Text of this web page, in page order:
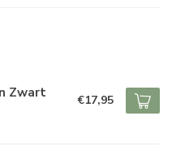
Zwart €17,95